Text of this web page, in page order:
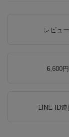
レビュ
6,600
LINE ID連